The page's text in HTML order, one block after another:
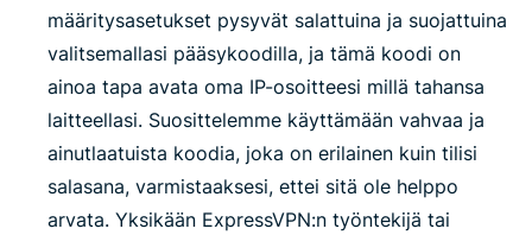
määritysasetukset pysyvät salattuina ja suojattuina
valitsemallasi pääsykoodilla, ja tämä koodi on
ainoa tapa avata oma IP-osoitteesi millä tahansa
laitteellasi. Suosittelemme käyttämään vahvaa ja
ainutlaatuista koodia, joka on erilainen kuin tilisi
salasana, varmistaaksesi, ettei sitä ole helppo
arvata. Yksikään ExpressVPN:n työntekijä tai